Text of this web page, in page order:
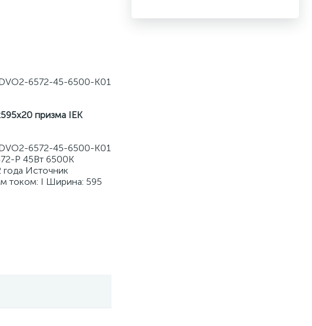
6572-45-6500-K01
призма IEK
6572-45-6500-K01
P 45Вт 6500К
года Источник
током: I Ширина: 595